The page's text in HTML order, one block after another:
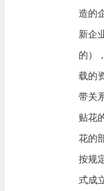
造的
新企
的）
载的
带关
贴花
花的
按规
式成